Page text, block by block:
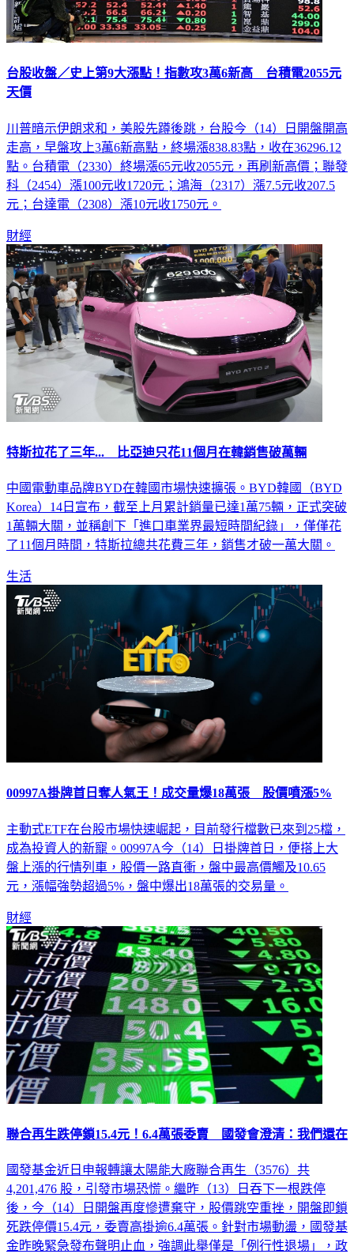
台股收盤／史上第9大漲點！指數攻3萬6新高 台積電2055元
天價
川普暗示伊朗求和，美股先蹲後跳，台股今（14）日開盤開高
走高，早盤攻上3萬6新高點，終場漲838.83點，收在36296.12
點。台積電（2330）終場漲65元收2055元，再刷新高價；聯發
科（2454）漲100元收1720元；鴻海（2317）漲7.5元收207.5
元；台達電（2308）漲10元收1750元。
財經
特斯拉花了三年... 比亞迪只花11個月在韓銷售破萬輛
中國電動車品牌BYD在韓國市場快速擴張。BYD韓國（BYD
Korea）14日宣布，截至上月累計銷量已達1萬75輛，正式突破
1萬輛大關，並稱創下「進口車業界最短時間紀錄」，僅僅花
了11個月時間，特斯拉總共花費三年，銷售才破一萬大關。
生活
00997A掛牌首日奪人氣王！成交量爆18萬張 股價噴漲5%
主動式ETF在台股市場快速崛起，目前發行檔數已來到25檔，
成為投資人的新寵。00997A今（14）日掛牌首日，便搭上大
盤上漲的行情列車，股價一路直衝，盤中最高價觸及10.65
元，漲幅強勢超過5%，盤中爆出18萬張的交易量。
財經
聯合再生跌停鎖15.4元！6.4萬張委賣 國發會澄清：我們還在
國發基金近日申報轉讓太陽能大廠聯合再生（3576）共
4,201,476 股，引發市場恐慌。繼昨（13）日吞下一根跌停
後，今（14）日開盤再度慘遭棄守，股價跳空重挫，開盤即鎖
死跌停價15.4元，委賣高掛逾6.4萬張。針對市場動盪，國發基
金昨晚緊急發布聲明止血，強調此舉僅是「例行性退場」，政